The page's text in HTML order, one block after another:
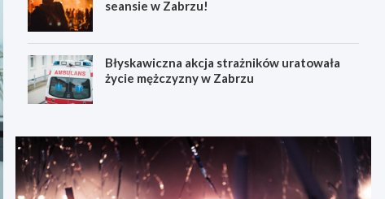
seansie w Zabrzu!
Błyskawiczna akcja strażników uratowała
życie mężczyzny w Zabrzu